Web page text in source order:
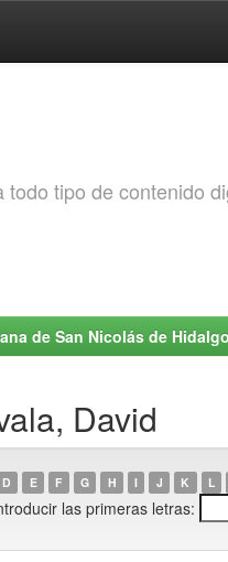
tipo de contenido
de San Nicolás de Hidalgo
David
D E F G H I J K L
las primeras letras: